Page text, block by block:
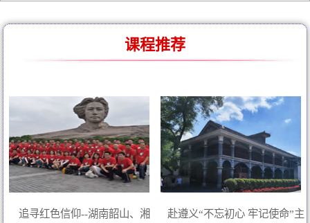
课程推荐
追寻红色信仰--湖南韶山、湘
赴遵义“不忘初心 牢记使命”主